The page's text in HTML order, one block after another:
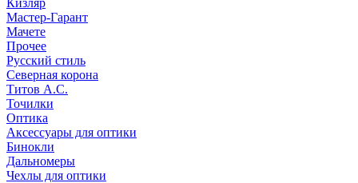
Кизляр
Мастер-Гарант
Мачете
Прочее
Русский стиль
Северная корона
Титов А.С.
Точилки
Оптика
Аксессуары для оптики
Бинокли
Дальномеры
Чехлы для оптики